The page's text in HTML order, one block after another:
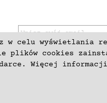
celu wyświetlania
plików cookies
Więcej